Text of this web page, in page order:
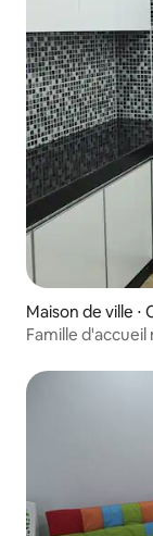
Maison de ville ⋅
Famille